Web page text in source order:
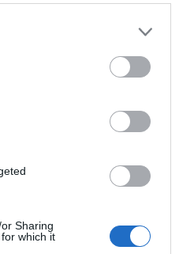
Sharing
which it
Σε
και
μπορεί
με το Ισραήλ και
ΔΙΕΘΝΗ
Ουκρανικά
βεληνεκούς:
ΕΛΛΑΔΑ
Συγκίνηση και
κηδεία του